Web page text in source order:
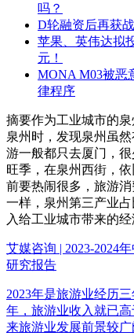
吗？
D轮融资后再获
苹果、英伟达拟
元！
MONA M03被恶
律程序
摘要作为工业城市的
泉州时，发现泉州虽
游一般都只去厦门，
旺季，在泉州西街，
前要热闹很多，旅游
一样，泉州第三产业
入给工业城市带来的经
艾媒咨询 | 2023-2024
研究报告
2023年是旅游业经历
年，旅游业收入就已
来旅游业发展前景较